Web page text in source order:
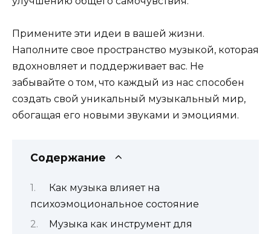
Примените эти идеи в вашей жизни.
Наполните свое пространство музыкой, которая
вдохновляет и поддерживает вас. Не
забывайте о том, что каждый из нас способен
создать свой уникальный музыкальный мир,
обогащая его новыми звуками и эмоциями.
Содержание
Как музыка влияет на
психоэмоциональное состояние
Музыка как инструмент для